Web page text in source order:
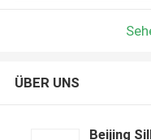
ÜBER UNS
Beijing